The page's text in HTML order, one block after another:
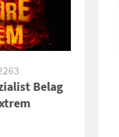
Belag